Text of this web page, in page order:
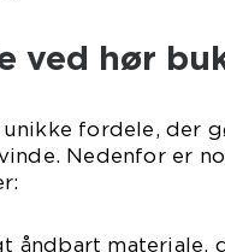
ved hør
fordele, der
Nedenfor er
åndbart materiale,